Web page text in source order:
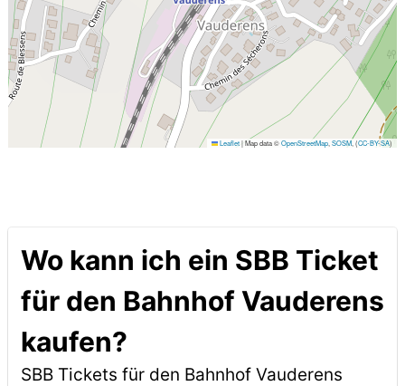
Leaflet|Map data ©OpenStreetMap ,SOSM, (CC-BY-SA)
Wo kann ich ein SBB Ticket
für den Bahnhof Vauderens
kaufen?
SBB Tickets für den Bahnhof Vauderens